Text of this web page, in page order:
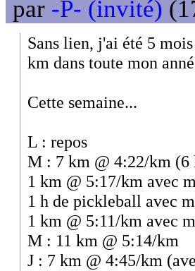
par -P- (invité)
Sans lien, j'ai été 5
km dans toute mon
Cette semaine...
L : repos
M : 7 km @ 4:22/km (6
1 km @ 5:17/km avec
1 h de pickleball avec
1 km @ 5:11/km avec
M : 11 km @ 5:14/km
J : 7 km @ 4:45/km